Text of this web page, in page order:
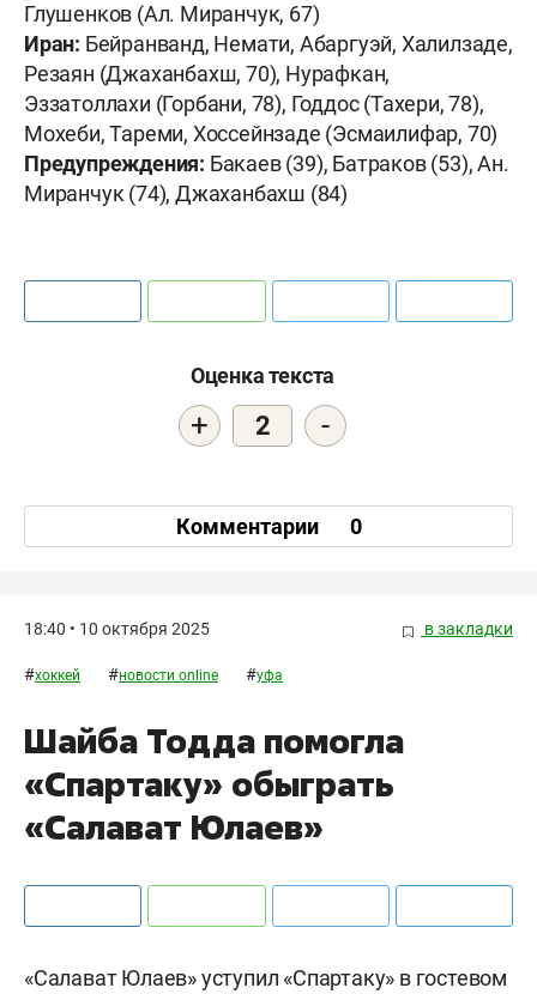
Глушенков (Ал. Миранчук, 67)
Иран: Бейранванд, Немати, Абаргуэй, Халилзаде,
Резаян (Джаханбахш, 70), Нурафкан,
Эззатоллахи (Горбани, 78), Годдос (Тахери, 78),
Мохеби, Тареми, Хоссейнзаде (Эсмаилифар, 70)
Предупреждения: Бакаев (39), Батраков (53), Ан.
Миранчук (74), Джаханбахш (84)
Оценка текста
+ 2 -
Комментарии 0
18:40 • 10 октября 2025 в закладки
#хоккей #новости online #уфа
Шайба Тодда помогла
«Спартаку» обыграть
«Салават Юлаев»
«Салават Юлаев» уступил «Спартаку» в гостевом